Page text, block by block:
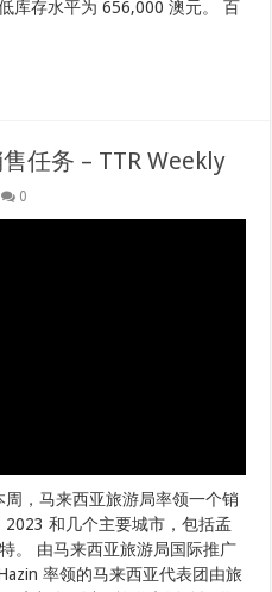
库存水平为 656,000 澳元。 百
任务 – TTR Weekly
0